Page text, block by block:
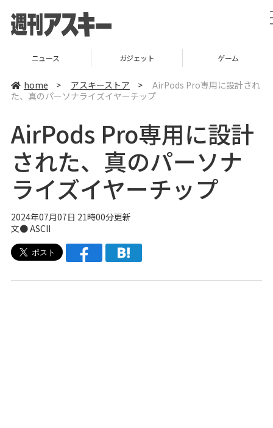
ニュース ガジェット ゲーム
home > アスキーストア >
AirPods Pro専用に設計され
た、真のパーソナライズイヤーチップ
AirPods Pro専用に設計
された、真のパーソナ
ライズイヤーチップ
2024年07月07日 21時00分更新
文● ASCII